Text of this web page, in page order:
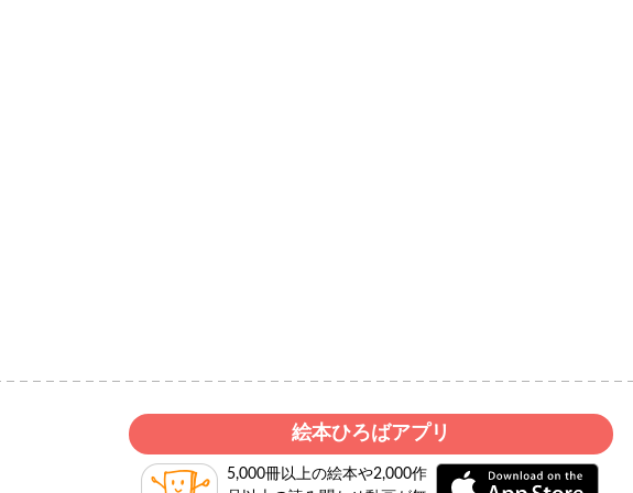
絵本ひろばアプリ
5,000冊以上の絵本や2,000作